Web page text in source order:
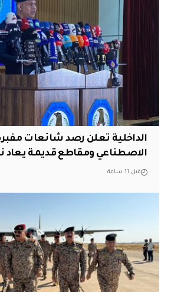
الداخلية تعلن رصد شائعات
الاصطناعي ومقاطع قديمة يعاد
قبل 11 ساعة